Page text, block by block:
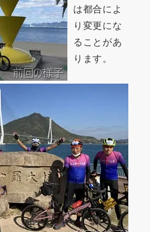
は都合によ
り変更にな
ることがあ
ります。